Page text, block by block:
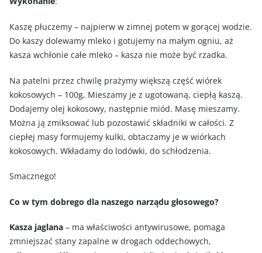
Kaszę płuczemy – najpierw w zimnej potem w gorącej wodzie.
Do kaszy dolewamy mleko i gotujemy na małym ogniu, aż
kasza wchłonie całe mleko – kasza nie może być rzadka.
Na patelni przez chwilę prażymy większą część wiórek
kokosowych – 100g, Mieszamy je z ugotowaną, ciepłą kaszą.
Dodajemy olej kokosowy, następnie miód. Masę mieszamy.
Można ją zmiksować lub pozostawić składniki w całości. Z
ciepłej masy formujemy kulki, obtaczamy je w wiórkach
kokosowych. Wkładamy do lodówki, do schłodzenia.
Smacznego!
Co w tym dobrego dla naszego narządu głosowego?
Kasza jaglana – ma właściwości antywirusowe, pomaga
zmniejszać stany zapalne w drogach oddechowych,